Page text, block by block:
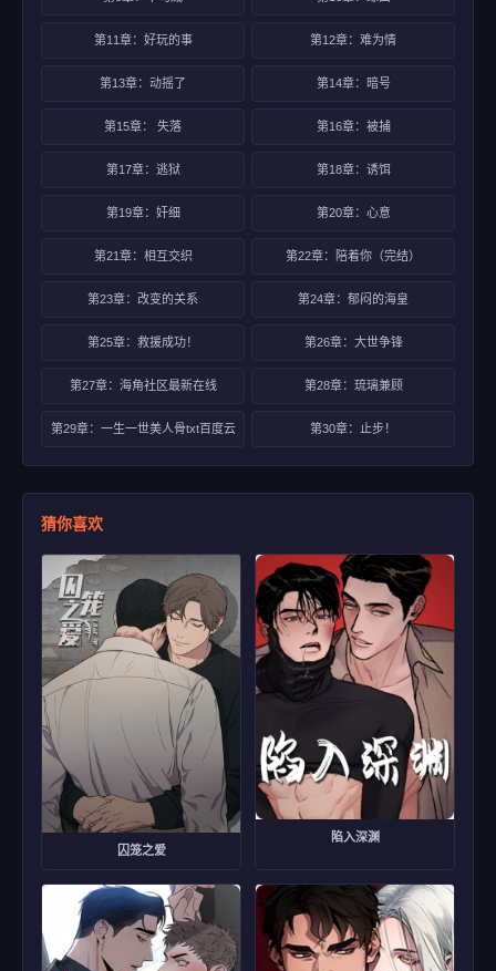
第11章：好玩的事 第12章：难为情
第13章：动摇了 第14章：暗号
第15章： 失落 第16章：被捕
第17章：逃狱 第18章：诱饵
第19章：奸细 第20章：心意
第21章：相互交织 第22章：陪着你（完结）
第23章：改变的关系 第24章：郁闷的海皇
第25章：救援成功！ 第26章：大世争锋
第27章：海角社区最新在线 第28章：琉璃兼顾
第29章：一生一世美人骨txt百度云 第30章：止步！
猜你喜欢
囚笼之爱
陷入深渊